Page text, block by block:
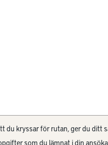
du kryssar för rutan, ger du ditt
som du lämnat i din